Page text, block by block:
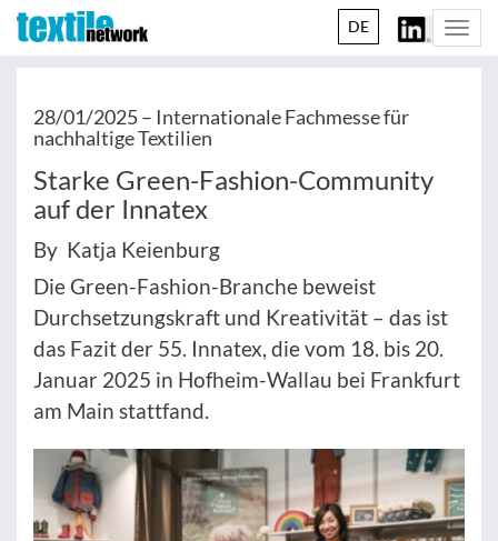
DE
28/01/2025 – Internationale Fachmesse für
nachhaltige Textilien
Starke Green-Fashion-Community
auf der Innatex
By Katja Keienburg
Die Green-Fashion-Branche beweist
Durchsetzungskraft und Kreativität – das ist
das Fazit der 55. Innatex, die vom 18. bis 20.
Januar 2025 in Hofheim-Wallau bei Frankfurt
am Main stattfand.